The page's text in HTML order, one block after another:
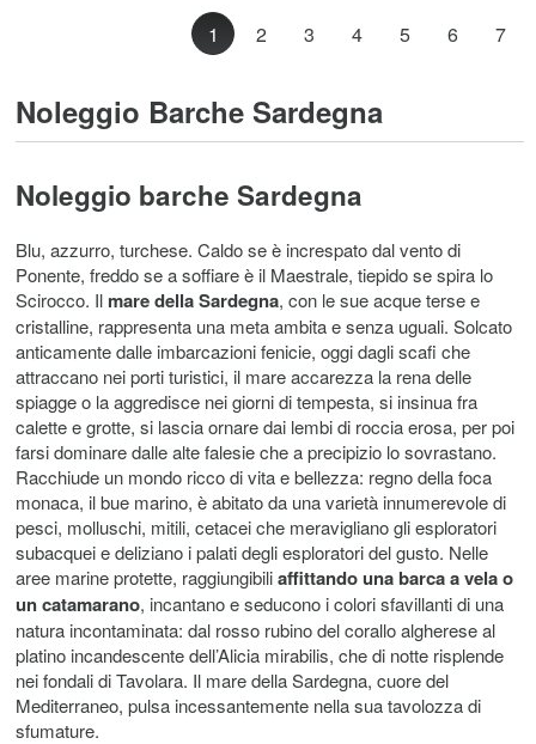
1 2 3 4 5 6 7
Noleggio Barche Sardegna
Noleggio barche Sardegna
Blu, azzurro, turchese. Caldo se è increspato dal vento di
Ponente, freddo se a soffiare è il Maestrale, tiepido se spira lo
Scirocco. Il mare della Sardegna, con le sue acque terse e
cristalline, rappresenta una meta ambita e senza uguali. Solcato
anticamente dalle imbarcazioni fenicie, oggi dagli scafi che
attraccano nei porti turistici, il mare accarezza la rena delle
spiagge o la aggredisce nei giorni di tempesta, si insinua fra
calette e grotte, si lascia ornare dai lembi di roccia erosa, per poi
farsi dominare dalle alte falesie che a precipizio lo sovrastano.
Racchiude un mondo ricco di vita e bellezza: regno della foca
monaca, il bue marino, è abitato da una varietà innumerevole di
pesci, molluschi, mitili, cetacei che meravigliano gli esploratori
subacquei e deliziano i palati degli esploratori del gusto. Nelle
aree marine protette, raggiungibiliaffittando una barca a vela o
un catamarano, incantano e seducono i colori sfavillanti di una
natura incontaminata: dal rosso rubino del corallo algherese al
platino incandescente dell’Alicia mirabilis, che di notte risplende
nei fondali di Tavolara. Il mare della Sardegna, cuore del
Mediterraneo, pulsa incessantemente nella sua tavolozza di
sfumature.